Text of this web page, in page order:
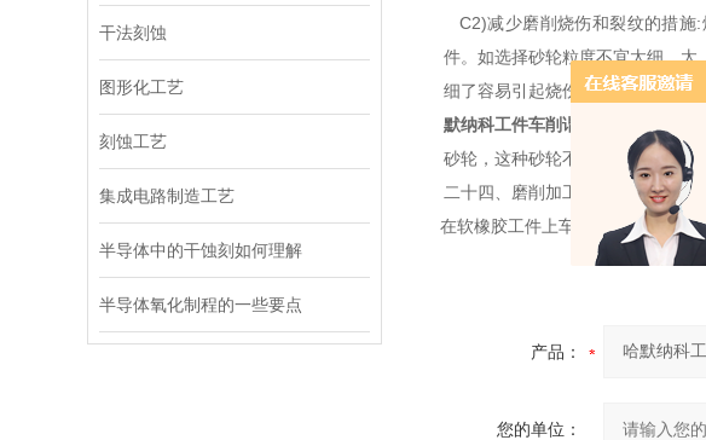
干法刻蚀
图形化工艺
刻蚀工艺
集成电路制造工艺
半导体中的干蚀刻如何理解
半导体氧化制程的一些要点
C2)减少磨削烧伤和裂纹的措施:
件。 如选择砂轮粒度不宜太细，太
细了容易引起烧伤，在保证工件
默纳科工件车削谐波
CSD-14-100-
砂轮，这种砂轮不会引起烧伤;采用
二十四、磨削加工软橡胶螺纹
在软橡胶工件上车削螺纹，由于橡
产品：
您的单位：